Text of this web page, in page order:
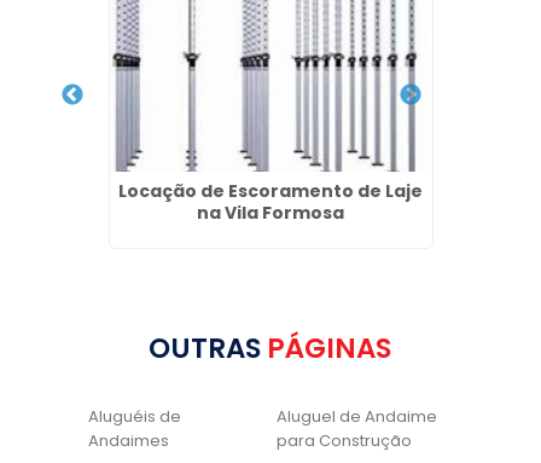
Locação de Escoramento de Laje
na Vila Formosa
OUTRAS PÁGINAS
Aluguéis de
Andaimes
Aluguel de Andaime
para Construção